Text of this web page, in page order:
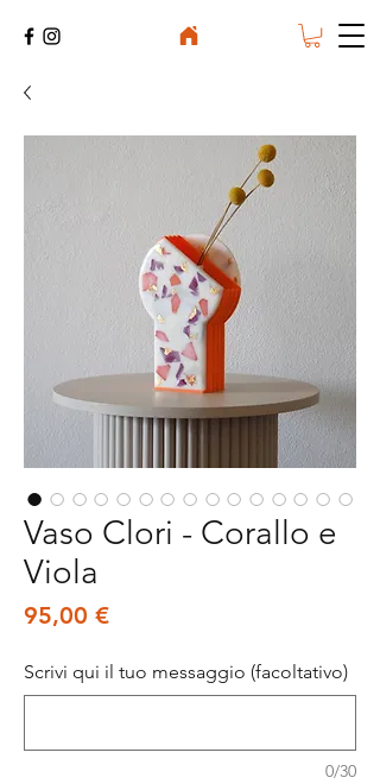
Vaso Clori - Corallo e
Viola
95,00 €Prezzo
Scrivi qui il tuo messaggio (facoltativo)
0/30